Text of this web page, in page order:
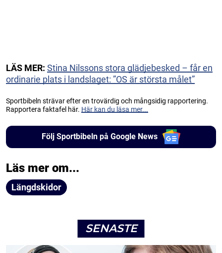
LÄS MER: Stina Nilssons stora glädjebesked – får en
ordinarie plats i landslaget: ”OS är största målet”
Sportbibeln strävar efter en trovärdig och mångsidig rapportering.
Rapportera faktafel här. Här kan du läsa mer...
Följ Sportbibeln på Google News
Läs mer om...
Längdskidor
SENASTE